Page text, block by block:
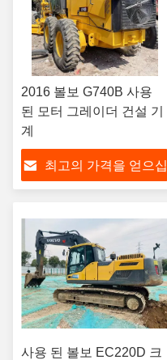
2016 볼보 G740B 사용
된 모터 그레이더 건설 기
계
최고의 가격을 얻으십
사용 된 볼보 EC220D 크